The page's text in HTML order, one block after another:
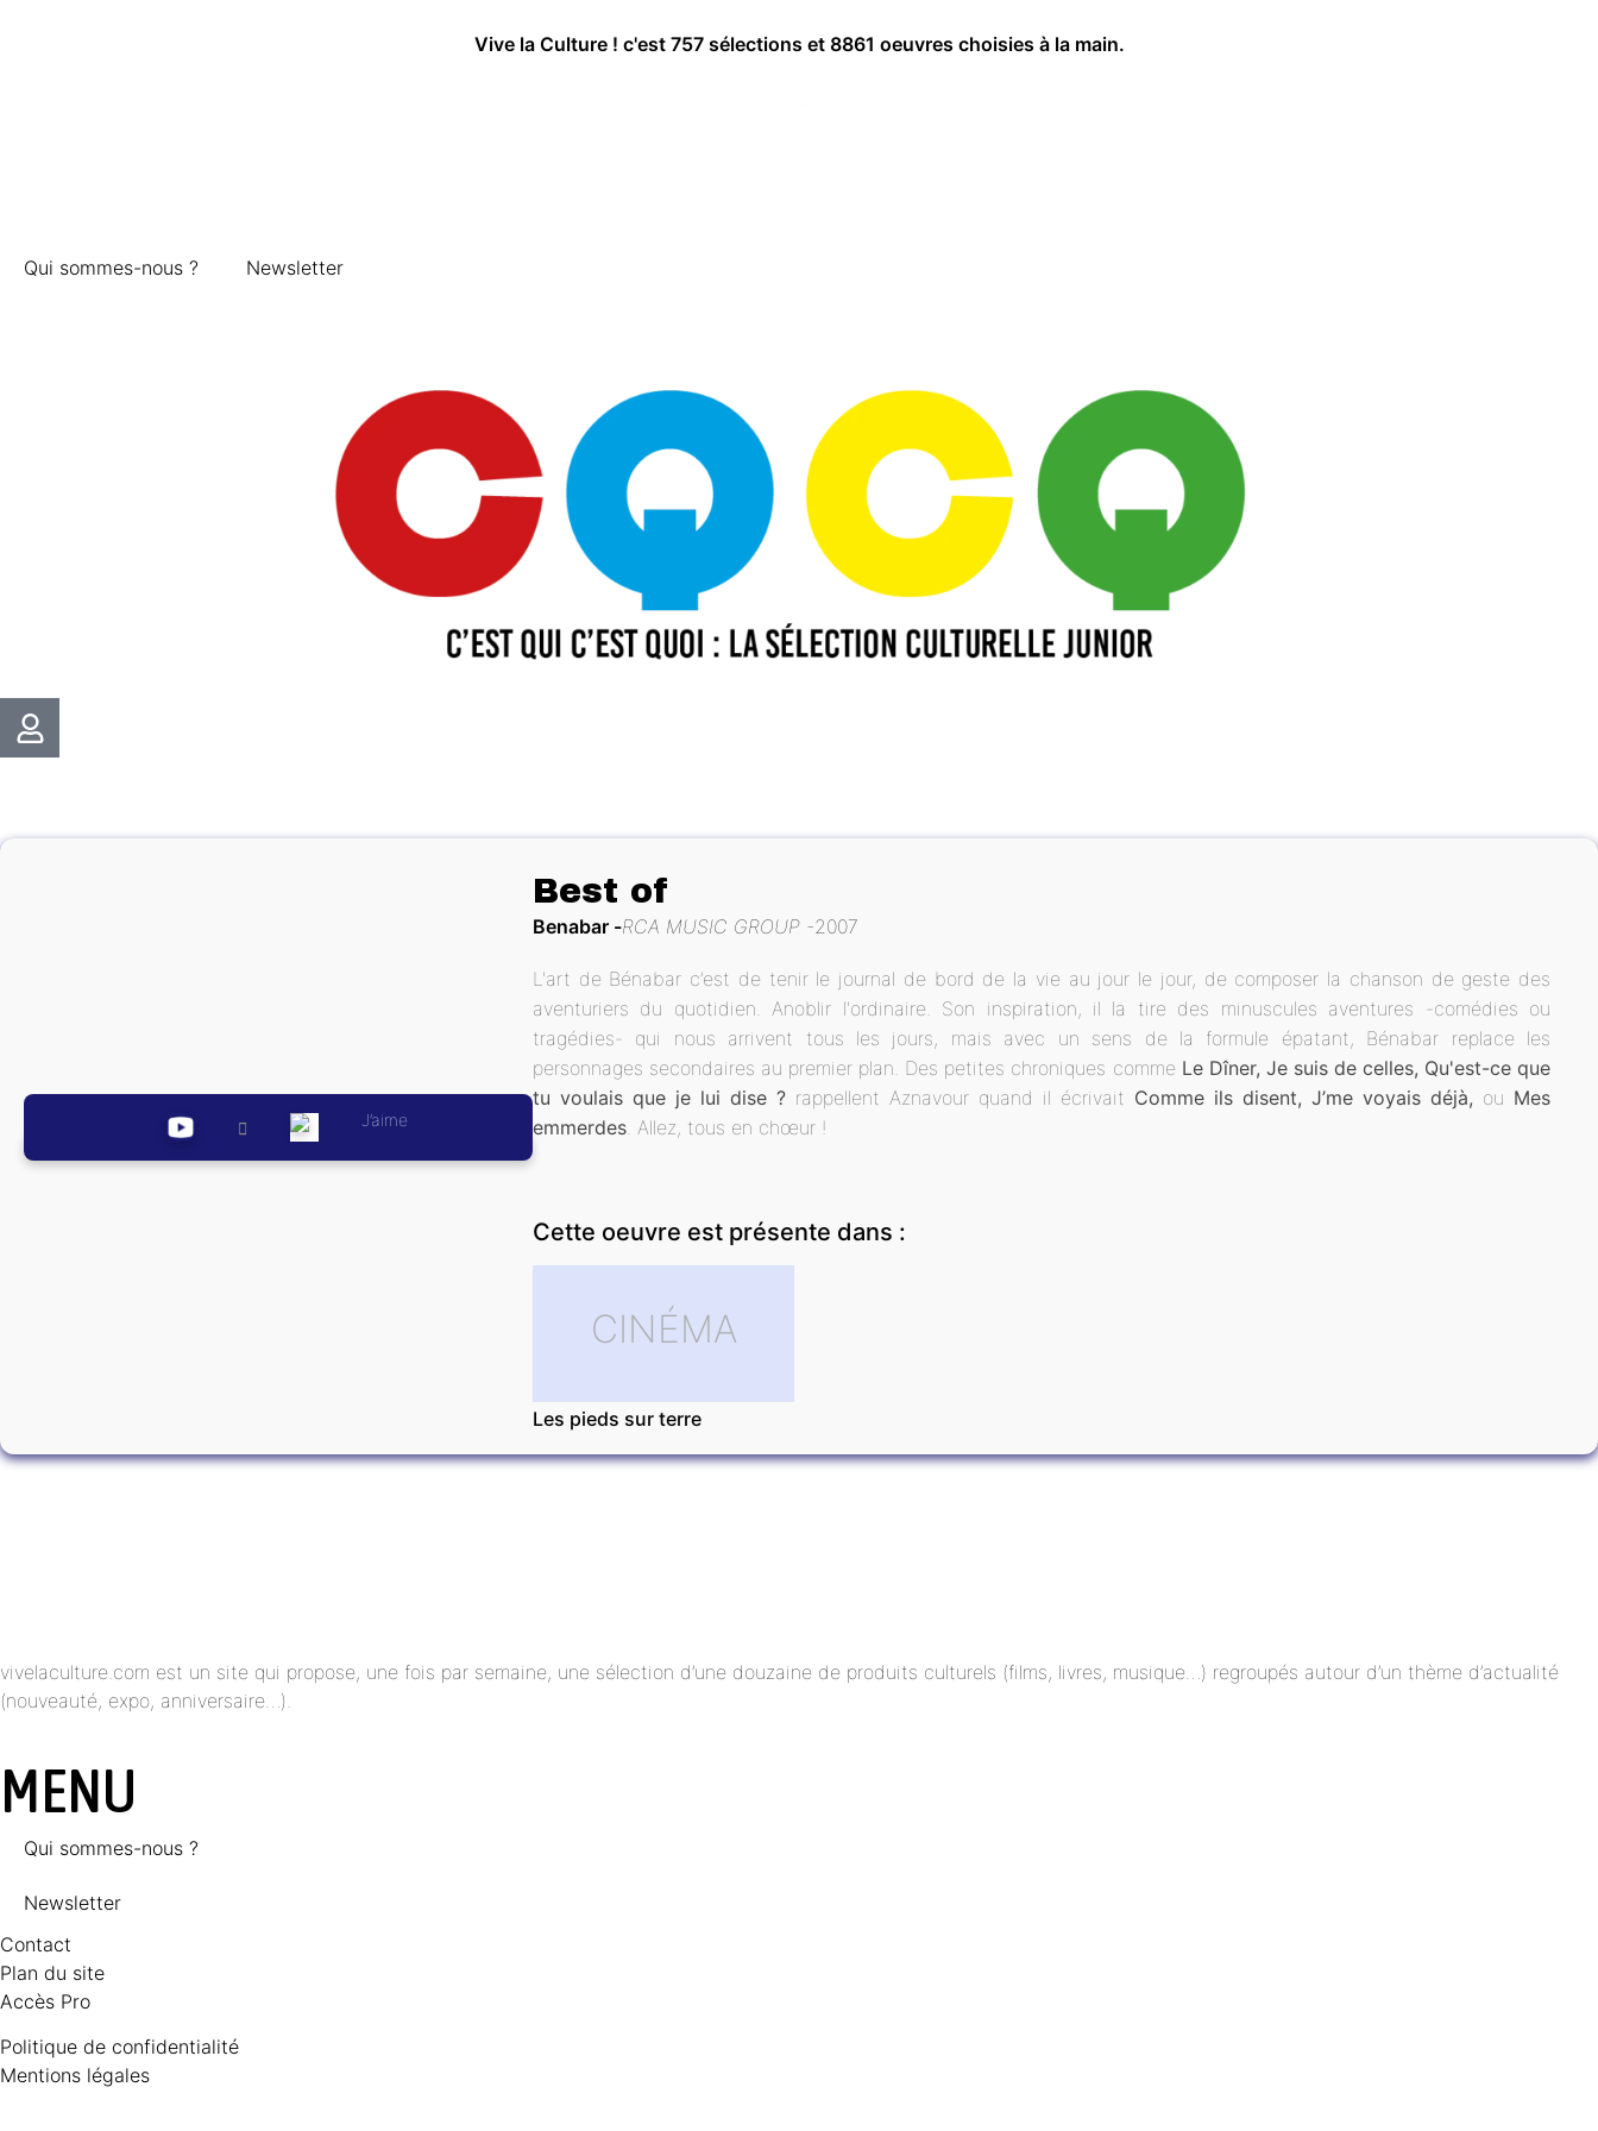
Vive la Culture ! c'est 757 sélections et 8861 oeuvres choisies à la main.
Qui sommes-nous ? Newsletter
J’aime
Best of
Benabar RCA MUSIC GROUP 2007
L'art de Bénabar c’est de tenir le journal de bord de la vie au jour le jour, de composer la chanson de geste des
aventuriers du quotidien. Anoblir l'ordinaire. Son inspiration, il la tire des minuscules aventures -comédies ou
tragédies- qui nous arrivent tous les jours, mais avec un sens de la formule épatant, Bénabar replace les
personnages secondaires au premier plan. Des petites chroniques comme Le Dîner, Je suis de celles, Qu'est-ce que
tu voulais que je lui dise ? rappellent Aznavour quand il écrivait Comme ils disent, J’me voyais déjà, ou Mes
emmerdes. Allez, tous en chœur !
Cette oeuvre est présente dans :
CINÉMA
Les pieds sur terre
vivelaculture.com est un site qui propose, une fois par semaine, une sélection d’une douzaine de produits culturels (films, livres, musique…) regroupés autour d’un thème d’actualité
(nouveauté, expo, anniversaire…).
MENU
Qui sommes-nous ?
Newsletter
Contact
Plan du site
Accès Pro
Politique de confidentialité
Mentions légales